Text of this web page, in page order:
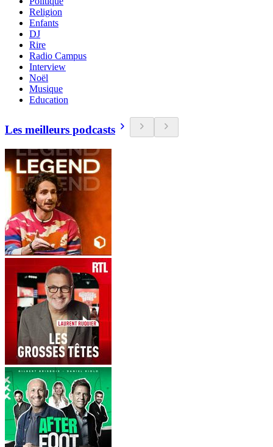
Religion
Enfants
DJ
Rire
Radio Campus
Interview
Noël
Musique
Education
Les meilleurs podcasts